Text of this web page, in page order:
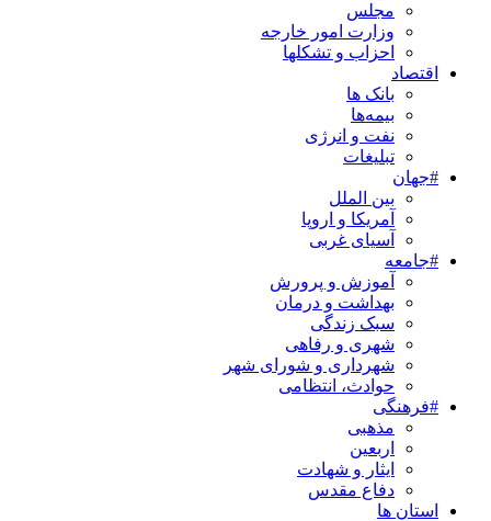
مجلس
وزارت امور خارجه
احزاب و تشکلها
اقتصاد
بانک ها
بیمه‌ها
نفت و انرژی
تبلیغات
#جهان
بین الملل
آمریکا و اروپا
آسیای غربی
#جامعه
آموزش و پرورش
بهداشت و درمان
سبک زندگی
شهری و رفاهی
شهرداری و شورای شهر
حوادث، انتظامی
#فرهنگی
مذهبی
اربعین
ایثار و شهادت
دفاع مقدس
استان ها